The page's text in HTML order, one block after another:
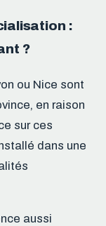
:
?
ou Nice sont
en raison
sur ces
dans une
aussi